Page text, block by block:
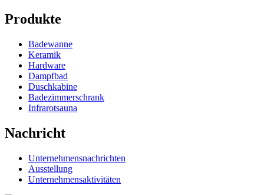
Produkte
Badewanne
Keramik
Hardware
Dampfbad
Duschkabine
Badezimmerschrank
Infrarotsauna
Nachricht
Unternehmensnachrichten
Ausstellung
Unternehmensaktivitäten